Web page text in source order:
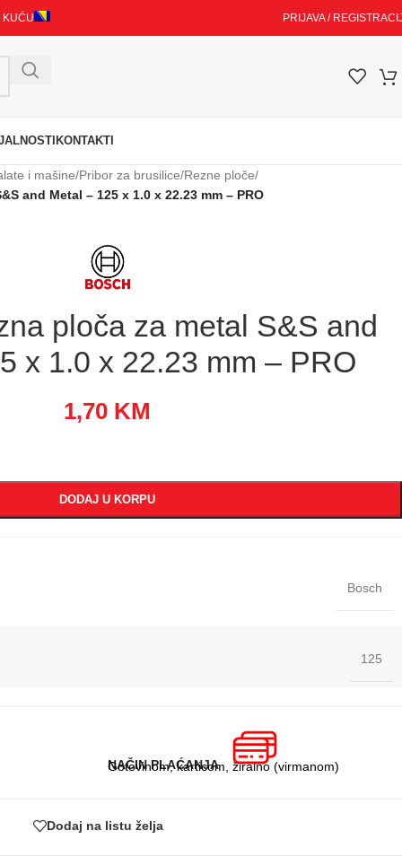
KUĆU PRIJAVA /
KONTAKTI
i mašine/Pribor za brusilice/Rezne ploče/
and Metal – 125 x 1.0 x 22.23 mm – PRO
ploča za metal S&S and
x 1.0 x 22.23 mm – PRO
1,70 KM
DODAJ U KORPU
Bosch
125
NAČIN PLAĆANJA
Gotovinom, karticom, žiralno (virmanom)
Dodaj na listu želja